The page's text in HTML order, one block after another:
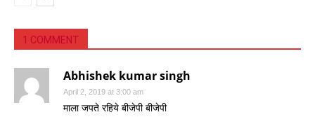
1 COMMENT
Abhishek kumar singh
April 2, 2019 at 3:00 am
माला जपते रहिये बीजेपी बीजेपी